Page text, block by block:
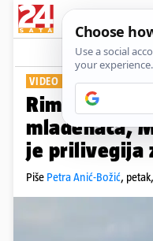
VIDEO POSTAO HIT
Rimčeva
mladenaca,
je prilivegija
Piše Petra Anić-Božić,